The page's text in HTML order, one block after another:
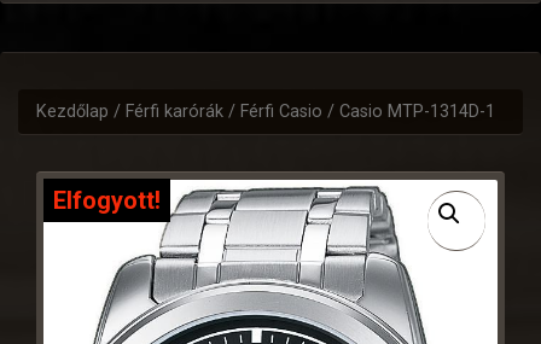
Kezdőlap / Férfi karórák / Férfi Casio / Casio MTP-1314D-1
Elfogyott!